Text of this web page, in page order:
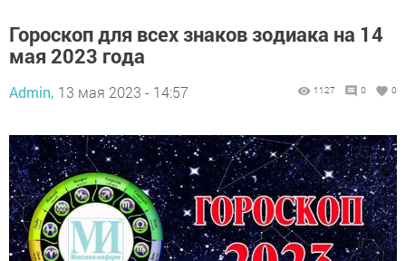
Гороскоп для всех знаков зодиака на 14
мая 2023 года
Admin, 13 мая 2023 - 14:57 1127 0 0